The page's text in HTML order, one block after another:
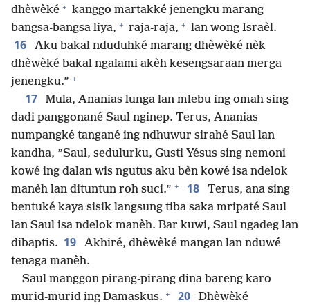
dhèwèké + kanggo martakké jenengku marang
bangsa-bangsa liya, + raja-raja, + lan wong Israèl.
16
Aku bakal nduduhké marang dhèwèké nèk
dhèwèké bakal ngalami akèh kesengsaraan merga
jenengku.” +
17
Mula, Ananias lunga lan mlebu ing omah sing
dadi panggonané Saul nginep. Terus, Ananias
numpangké tangané ing ndhuwur sirahé Saul lan
kandha, ”Saul, sedulurku, Gusti Yésus sing nemoni
kowé ing dalan wis ngutus aku bèn kowé isa ndelok
manèh lan dituntun roh suci.” + 18
Terus, ana sing
bentuké kaya sisik langsung tiba saka mripaté Saul
lan Saul isa ndelok manèh. Bar kuwi, Saul ngadeg lan
dibaptis. 19
Akhiré, dhèwèké mangan lan nduwé
tenaga manèh.
Saul manggon pirang-pirang dina bareng karo
murid-murid ing Damaskus. + 20
Dhèwèké